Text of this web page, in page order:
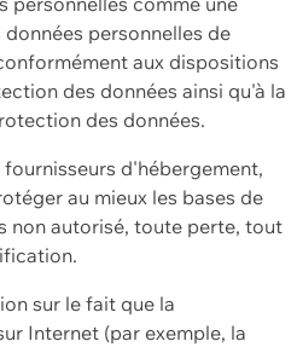
personnelles de
aux dispositions
des données ainsi qu'à la
des données.
d'hébergement,
au mieux les bases de
non autorisé, toute perte, tout
sur le fait que la
Internet (par exemple, la